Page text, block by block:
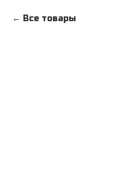
Все товары